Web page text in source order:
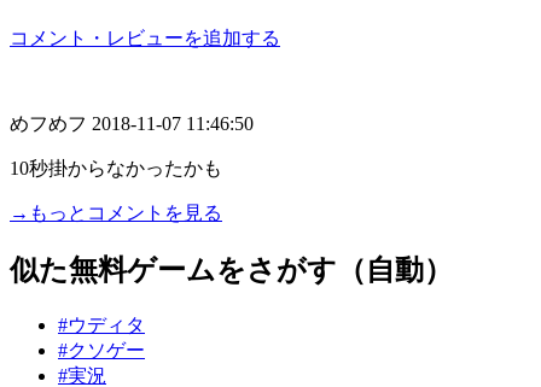
コメント・レビューを追加する
めフめフ 2018-11-07 11:46:50
10秒掛からなかったかも
→もっとコメントを見る
似た無料ゲームをさがす（自動）
#ウディタ
#クソゲー
#実況